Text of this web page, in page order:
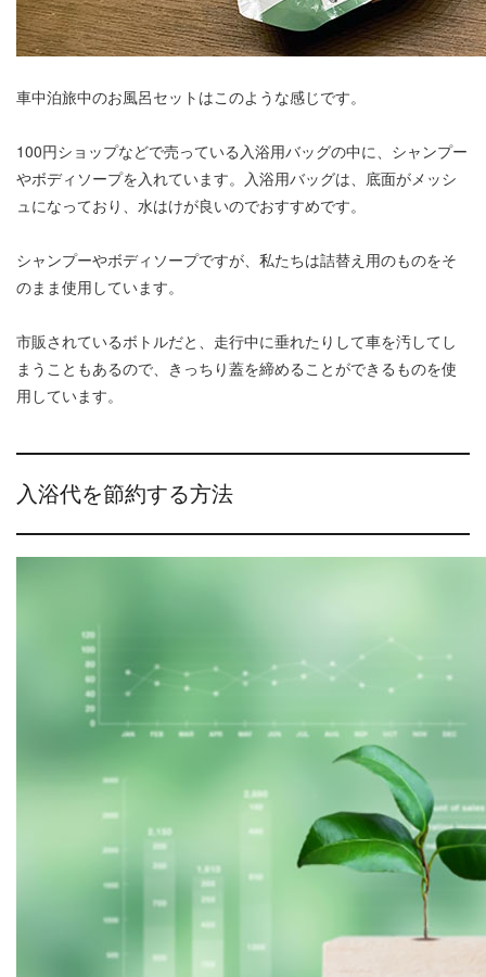
車中泊旅中のお風呂セットはこのような感じです。
100円ショップなどで売っている入浴用バッグの中に、シャンプー
やボディソープを入れています。入浴用バッグは、底面がメッシ
ュになっており、水はけが良いのでおすすめです。
シャンプーやボディソープですが、私たちは詰替え用のものをそ
のまま使用しています。
市販されているボトルだと、走行中に垂れたりして車を汚してし
まうこともあるので、きっちり蓋を締めることができるものを使
用しています。
入浴代を節約する方法